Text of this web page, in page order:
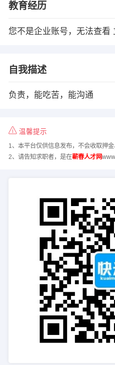
教育经历
您不是企业账号，无法查看
自我描述
负责，能吃苦，能沟通
温馨提示
1、本平台仅供信息发布，不会收取押金
2、请告知求职者，是在蕲春人才网